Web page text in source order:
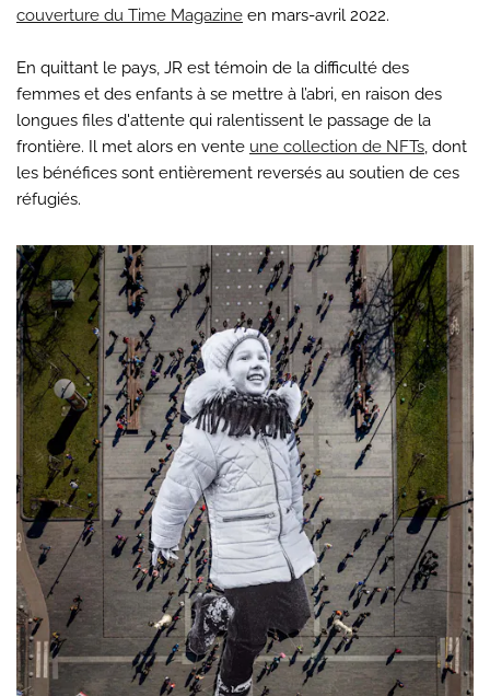
couverture du Time Magazine en mars-avril 2022.
En quittant le pays, JR est témoin de la difficulté des
femmes et des enfants à se mettre à l’abri, en raison des
longues files d'attente qui ralentissent le passage de la
frontière. Il met alors en vente une collection de NFTs, dont
les bénéfices sont entièrement reversés au soutien de ces
réfugiés.